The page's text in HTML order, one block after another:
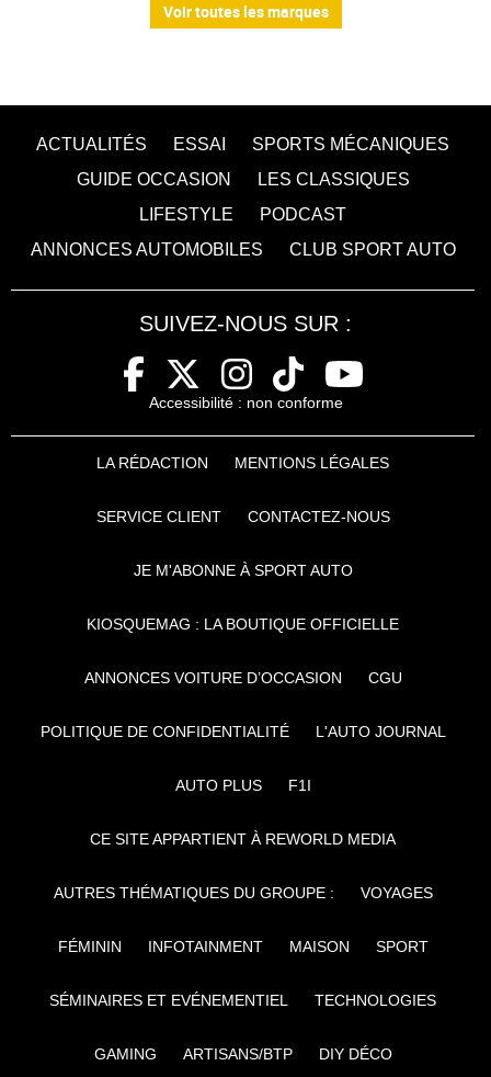
Voir toutes les marques
ACTUALITÉS ESSAI
SPORTS MÉCANIQUES
GUIDE OCCASION
LES CLASSIQUES
LIFESTYLE
PODCAST
ANNONCES AUTOMOBILES
CLUB SPORT AUTO
SUIVEZ-NOUS SUR :
Accessibilité : non conforme
LA RÉDACTION MENTIONS LÉGALES
SERVICE CLIENT CONTACTEZ-NOUS
JE M'ABONNE À SPORT AUTO
KIOSQUEMAG : LA BOUTIQUE OFFICIELLE
ANNONCES VOITURE D’OCCASION CGU
POLITIQUE DE CONFIDENTIALITÉ L'AUTO JOURNAL
AUTO PLUS F1I
CE SITE APPARTIENT À REWORLD MEDIA
AUTRES THÉMATIQUES DU GROUPE : VOYAGES
FÉMININ INFOTAINMENT MAISON SPORT
SÉMINAIRES ET EVÉNEMENTIEL TECHNOLOGIES
GAMING ARTISANS/BTP DIY DÉCO